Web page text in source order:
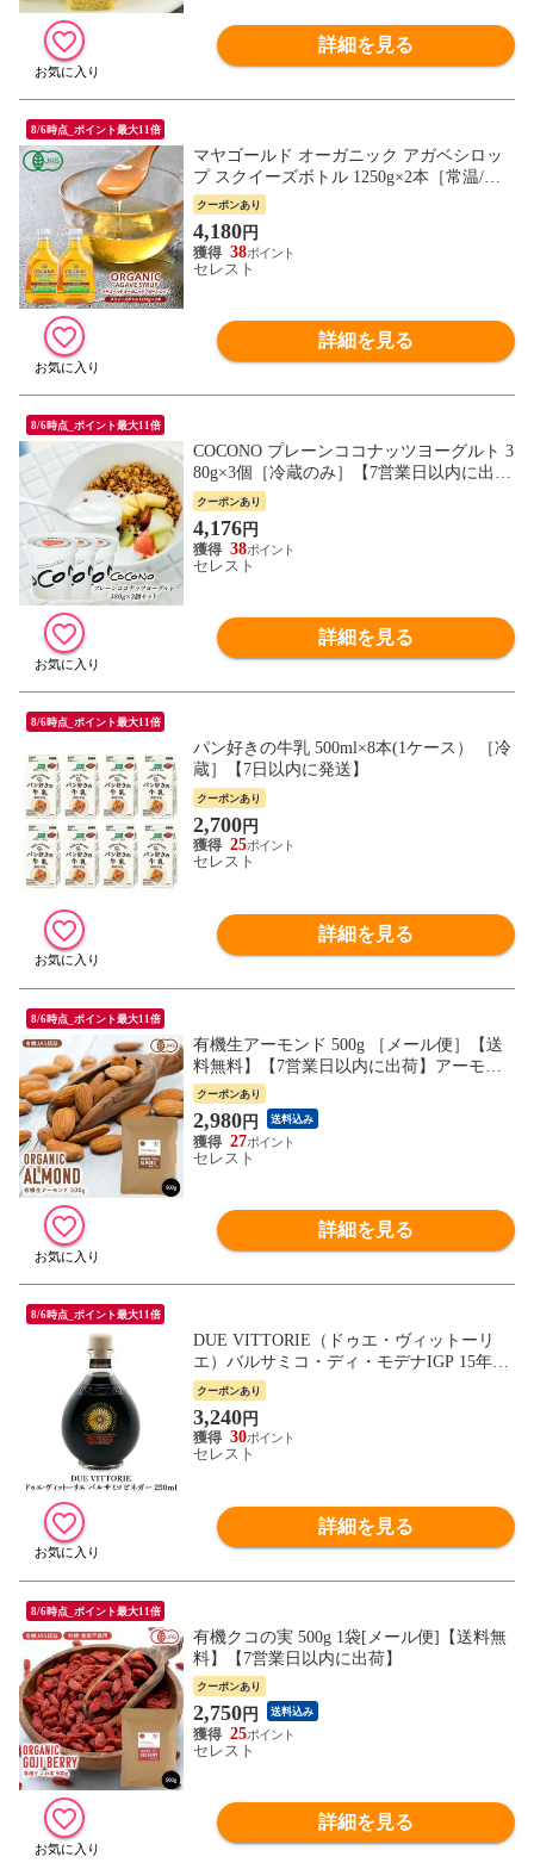
詳細を見る
8/6時点_ポイント最大11倍
マヤゴールド オーガニック アガベシロッ
プ スクイーズボトル 1250g×2本［常温/冷
蔵も可]【3〜4営業日以内に出荷】【送料
無料】 オーガニック・有機
クーポンあり
4,180円
38
セレスト
詳細を見る
8/6時点_ポイント最大11倍
COCONO プレーンココナッツヨーグルト 3
80g×3個［冷蔵のみ］【7営業日以内に出
荷】
クーポンあり
4,176円
38
セレスト
詳細を見る
8/6時点_ポイント最大11倍
パン好きの牛乳 500ml×8本(1ケース） ［冷
蔵］【7日以内に発送】
クーポンあり
2,700円
25
セレスト
詳細を見る
8/6時点_ポイント最大11倍
有機生アーモンド 500g ［メール便］【送
料無料】【7営業日以内に出荷】アーモン
ド 生アーモンド 有機JAS 有機ナッツ オー
ガニック オーガニックナッツ 食塩不使用
無塩
クーポンあり
2,980円 送料込み
27
セレスト
詳細を見る
8/6時点_ポイント最大11倍
DUE VITTORIE（ドゥエ・ヴィットーリ
エ）バルサミコ・ディ・モデナIGP 15年熟
成タイプ 250ml［常温/冷蔵も可]【7営業日
以内に出荷】［同一商品は6本まで同梱
可］
クーポンあり
3,240円
30
セレスト
詳細を見る
8/6時点_ポイント最大11倍
有機クコの実 500g 1袋[メール便]【送料無
料】【7営業日以内に出荷】
クーポンあり
2,750円 送料込み
25
セレスト
詳細を見る